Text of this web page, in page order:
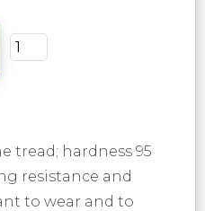
tread; hardness 95
resistance and
to wear and to